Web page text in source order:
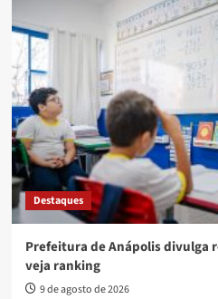
Destaques
Prefeitura de Anápolis divulga
veja ranking
9 de agosto de 2026